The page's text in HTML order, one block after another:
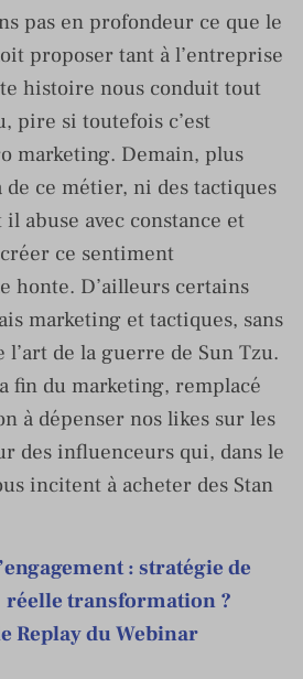
pas en profondeur ce que le
proposer tant à l’entreprise
histoire nous conduit tout
pire si toutefois c’est
marketing. Demain, plus
de ce métier, ni des tactiques
abuse avec constance et
ce sentiment
honte. D’ailleurs certains
marketing et tactiques, sans
de la guerre de Sun Tzu.
fin du marketing, remplacé
à dépenser nos likes sur les
des influenceurs qui, dans le
incitent à acheter des Stan
: stratégie de
transformation ?
Replay du Webinar